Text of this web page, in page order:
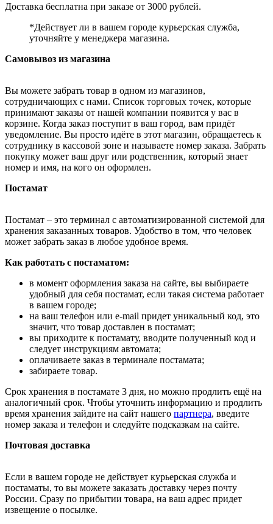
Доставка бесплатна при заказе от 3000 рублей.
*Действует ли в вашем городе курьерская служба,
уточняйте у менеджера магазина.
Самовывоз из магазина
Вы можете забрать товар в одном из магазинов,
сотрудничающих с нами. Список торговых точек, которые
принимают заказы от нашей компании появится у вас в
корзине. Когда заказ поступит в ваш город, вам придёт
уведомление. Вы просто идёте в этот магазин, обращаетесь к
сотруднику в кассовой зоне и называете номер заказа. Забрать
покупку может ваш друг или родственник, который знает
номер и имя, на кого он оформлен.
Постамат
Постамат – это терминал с автоматизированной системой для
хранения заказанных товаров. Удобство в том, что человек
может забрать заказ в любое удобное время.
Как работать с постаматом:
в момент оформления заказа на сайте, вы выбираете
удобный для себя постамат, если такая система работает
в вашем городе;
на ваш телефон или e-mail придет уникальный код, это
значит, что товар доставлен в постамат;
вы приходите к постамату, вводите полученный код и
следует инструкциям автомата;
оплачиваете заказ в терминале постамата;
забираете товар.
Срок хранения в постамате 3 дня, но можно продлить ещё на
аналогичный срок. Чтобы уточнить информацию и продлить
время хранения зайдите на сайт нашего партнера, введите
номер заказа и телефон и следуйте подсказкам на сайте.
Почтовая доставка
Если в вашем городе не действует курьерская служба и
постаматы, то вы можете заказать доставку через почту
России. Сразу по прибытии товара, на ваш адрес придет
извещение о посылке.